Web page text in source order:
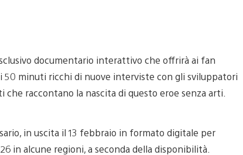
documentario interattivo che offrirà ai fan
50 minuti ricchi di nuove interviste con gli sviluppatori
raccontano la nascita di questo eroe senza arti.
in uscita il 13 febbraio in formato digitale per
in alcune regioni, a seconda della disponibilità.